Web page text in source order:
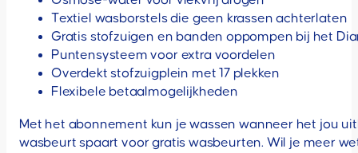
Textiel wasborstels die geen krassen achterlaten
Gratis stofzuigen en banden oppompen bij het
Puntensysteem voor extra voordelen
Overdekt stofzuigplein met 17 plekken
Flexibele betaalmogelijkheden
Met het abonnement kun je wassen wanneer het jou
wasbeurt spaart voor gratis wasbeurten. Wil je meer